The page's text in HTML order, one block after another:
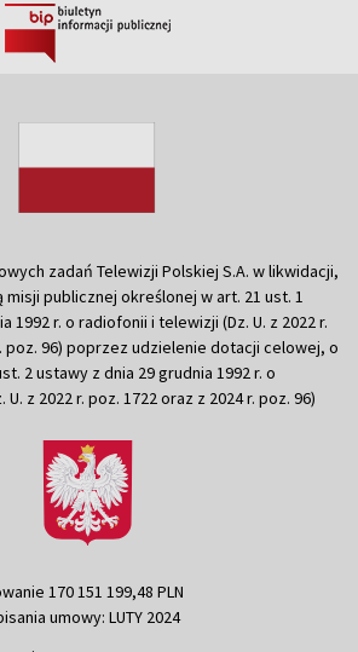
zadań Telewizji Polskiej S.A. w likwidacji,
misji publicznej określonej w art. 21 ust. 1
1992 r. o radiofonii i telewizji (Dz. U. z 2022 r.
poz. 96) poprzez udzielenie dotacji celowej, o
2 ustawy z dnia 29 grudnia 1992 r. o
z 2022 r. poz. 1722 oraz z 2024 r. poz. 96)
170 151 199,48 PLN
umowy: LUTY 2024